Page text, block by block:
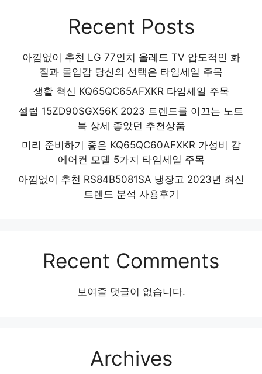
Recent Posts
아낌없이 추천 LG 77인치 올레드 TV 압도적인 화
질과 몰입감 당신의 선택은 타임세일 주목
생활 혁신 KQ65QC65AFXKR 타임세일 주목
셀럽 15ZD90SGX56K 2023 트렌드를 이끄는 노트
북 상세 좋았던 추천상품
미리 준비하기 좋은 KQ65QC60AFXKR 가성비 갑
에어컨 모델 5가지 타임세일 주목
아낌없이 추천 RS84B5081SA 냉장고 2023년 최신
트렌드 분석 사용후기
Recent Comments
보여줄 댓글이 없습니다.
Archives